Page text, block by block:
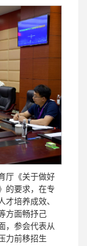
厅《关于做好
的要求，在专
才培养成效、
方面畅抒己
，参会代表从
力前移招生